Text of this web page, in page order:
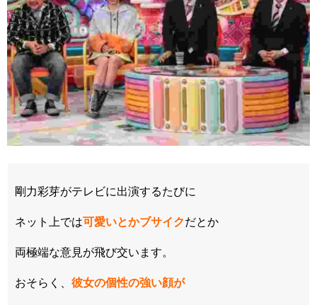
剛力彩芽がテレビに出演するたびに
ネット上では可愛いとかブサイクだとか
両極端な意見が飛び交います。
おそらく、 彼女の個性の強い顔が